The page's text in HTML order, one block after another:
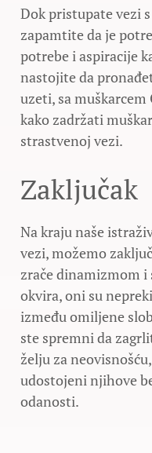
Dok pristupate vezi
zapamtite da je
potrebe i aspiracije
nastojite da
uzeti, sa
kako zadržati
strastvenoj vezi.
Zaključak
Na kraju naše
vezi, možemo
zrače dinamizmom
okvira, oni su
između omiljene
ste spremni da
želju za
udostojeni njihove
odanosti.